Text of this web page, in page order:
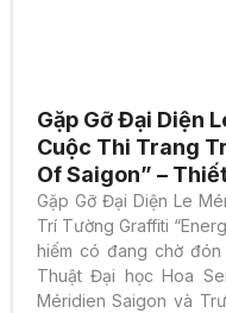
Gặp Gỡ Đại Diện
Cuộc Thi Trang
Of Saigon” –
Gặp Gỡ Đại Diện Le
Trí Tường Graffiti
hiếm có đang chờ
Thuật Đại học Hoa
Méridien Saigon và